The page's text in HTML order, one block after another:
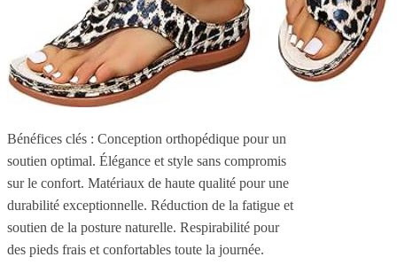
Bénéfices clés : Conception orthopédique pour un
soutien optimal. Élégance et style sans compromis
sur le confort. Matériaux de haute qualité pour une
durabilité exceptionnelle. Réduction de la fatigue et
soutien de la posture naturelle. Respirabilité pour
des pieds frais et confortables toute la journée.